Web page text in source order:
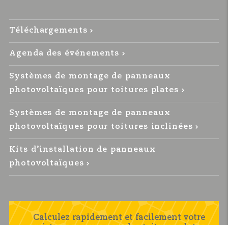
Téléchargements
Agenda des événements
Systèmes de montage de panneaux
photovoltaïques pour toitures plates
Systèmes de montage de panneaux
photovoltaïques pour toitures inclinées
Kits d’installation de panneaux
photovoltaïques
Calculez rapidement et facilement votre